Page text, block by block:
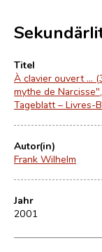
Titel
À clavier ouvert ...
mythe de
Tageblatt – Livres-
Autor(in)
Frank Wilhelm
Jahr
2001